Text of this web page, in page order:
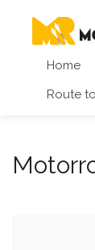
Home
Route